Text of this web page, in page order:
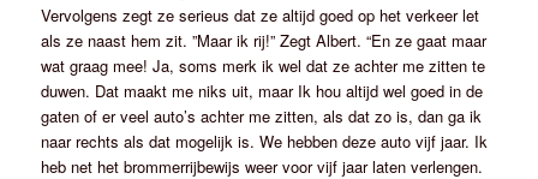
Vervolgens zegt ze serieus dat ze altijd goed op het verkeer let
als ze naast hem zit. ”Maar ik rij!” Zegt Albert. “En ze gaat maar
wat graag mee! Ja, soms merk ik wel dat ze achter me zitten te
duwen. Dat maakt me niks uit, maar Ik hou altijd wel goed in de
gaten of er veel auto’s achter me zitten, als dat zo is, dan ga ik
naar rechts als dat mogelijk is. We hebben deze auto vijf jaar. Ik
heb net het brommerrijbewijs weer voor vijf jaar laten verlengen.